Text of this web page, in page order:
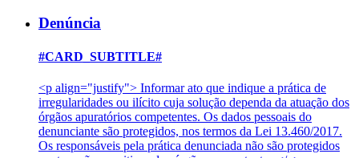
Denúncia
#CARD_SUBTITLE#
<p align="justify"> Informar ato que indique a prática de
irregularidades ou ilícito cuja solução dependa da atuação dos
órgãos apuratórios competentes. Os dados pessoais do
denunciante são protegidos, nos termos da Lei 13.460/2017.
Os responsáveis pela prática denunciada não são protegidos